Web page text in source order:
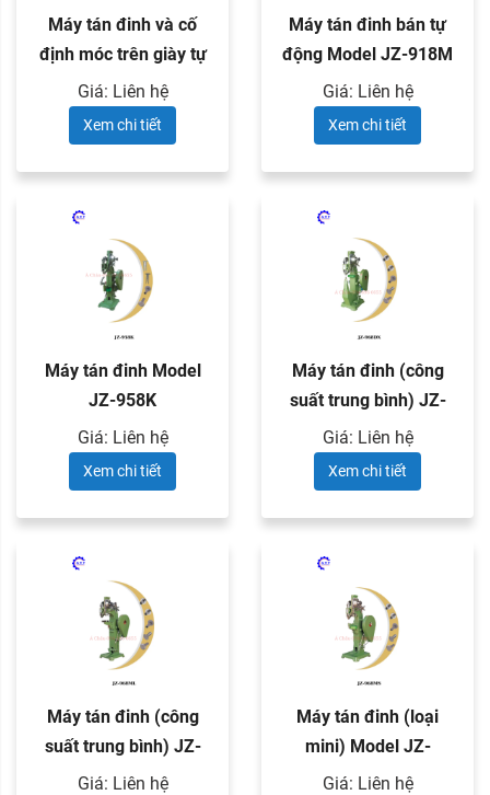
Máy tán đinh và cố
định móc trên giày tự
động ...
Giá: Liên hệ
Xem chi tiết
Máy tán đinh bán tự
động Model JZ-918M
Giá: Liên hệ
Xem chi tiết
Máy tán đinh Model
JZ-958K
Giá: Liên hệ
Xem chi tiết
Máy tán đinh (công
suất trung bình) JZ-
968DX
Giá: Liên hệ
Xem chi tiết
Máy tán đinh (công
suất trung bình) JZ-
968ML
Giá: Liên hệ
Máy tán đinh (loại
mini) Model JZ-
968MS
Giá: Liên hệ